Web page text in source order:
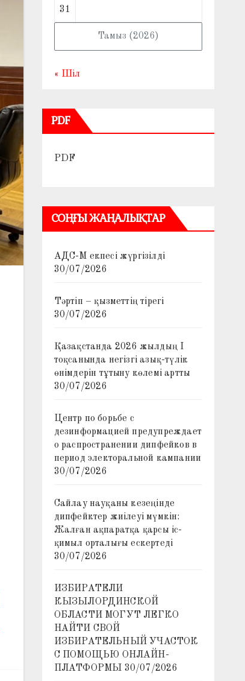
Тамыз (2026)
31
« Шіл
PDF
PDF
СОҢҒЫ ЖАҢАЛЫҚТАР
АДС-М екпесі жүргізілді
30/07/2026
Тәртіп – қызметтің тірегі
30/07/2026
Қазақстанда 2026 жылдың I
тоқсанында негізгі азық-түлік
өнімдерін тұтыну көлемі артты
30/07/2026
Центр по борьбе с
дезинформацией предупреждает
о распространении дипфейков в
период электоральной кампании
30/07/2026
Сайлау науқаны кезеңінде
дипфейктер жиілеуі мүмкін:
Жалған ақпаратқа қарсы іс-
қимыл орталығы ескертеді
30/07/2026
ИЗБИРАТЕЛИ
КЫЗЫЛОРДИНСКОЙ
ОБЛАСТИ МОГУТ ЛЕГКО
НАЙТИ СВОЙ
ИЗБИРАТЕЛЬНЫЙ УЧАСТОК
С ПОМОЩЬЮ ОНЛАЙН-
ПЛАТФОРМЫ 30/07/2026